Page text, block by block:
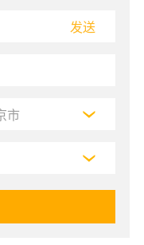
发送